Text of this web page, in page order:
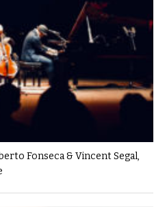
Fonseca & Vincent Segal,